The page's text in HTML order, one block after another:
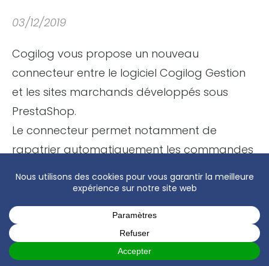
03/12/2019
Cogilog vous propose un nouveau
connecteur entre le logiciel Cogilog Gestion
et les sites marchands développés sous
PrestaShop.
Le connecteur permet notamment de
rapatrier automatiquement les commandes
mettre à jour les stocks et les tarifs dans
PrestaShop.
Découvrez le nouveau connecteur PrestaShop